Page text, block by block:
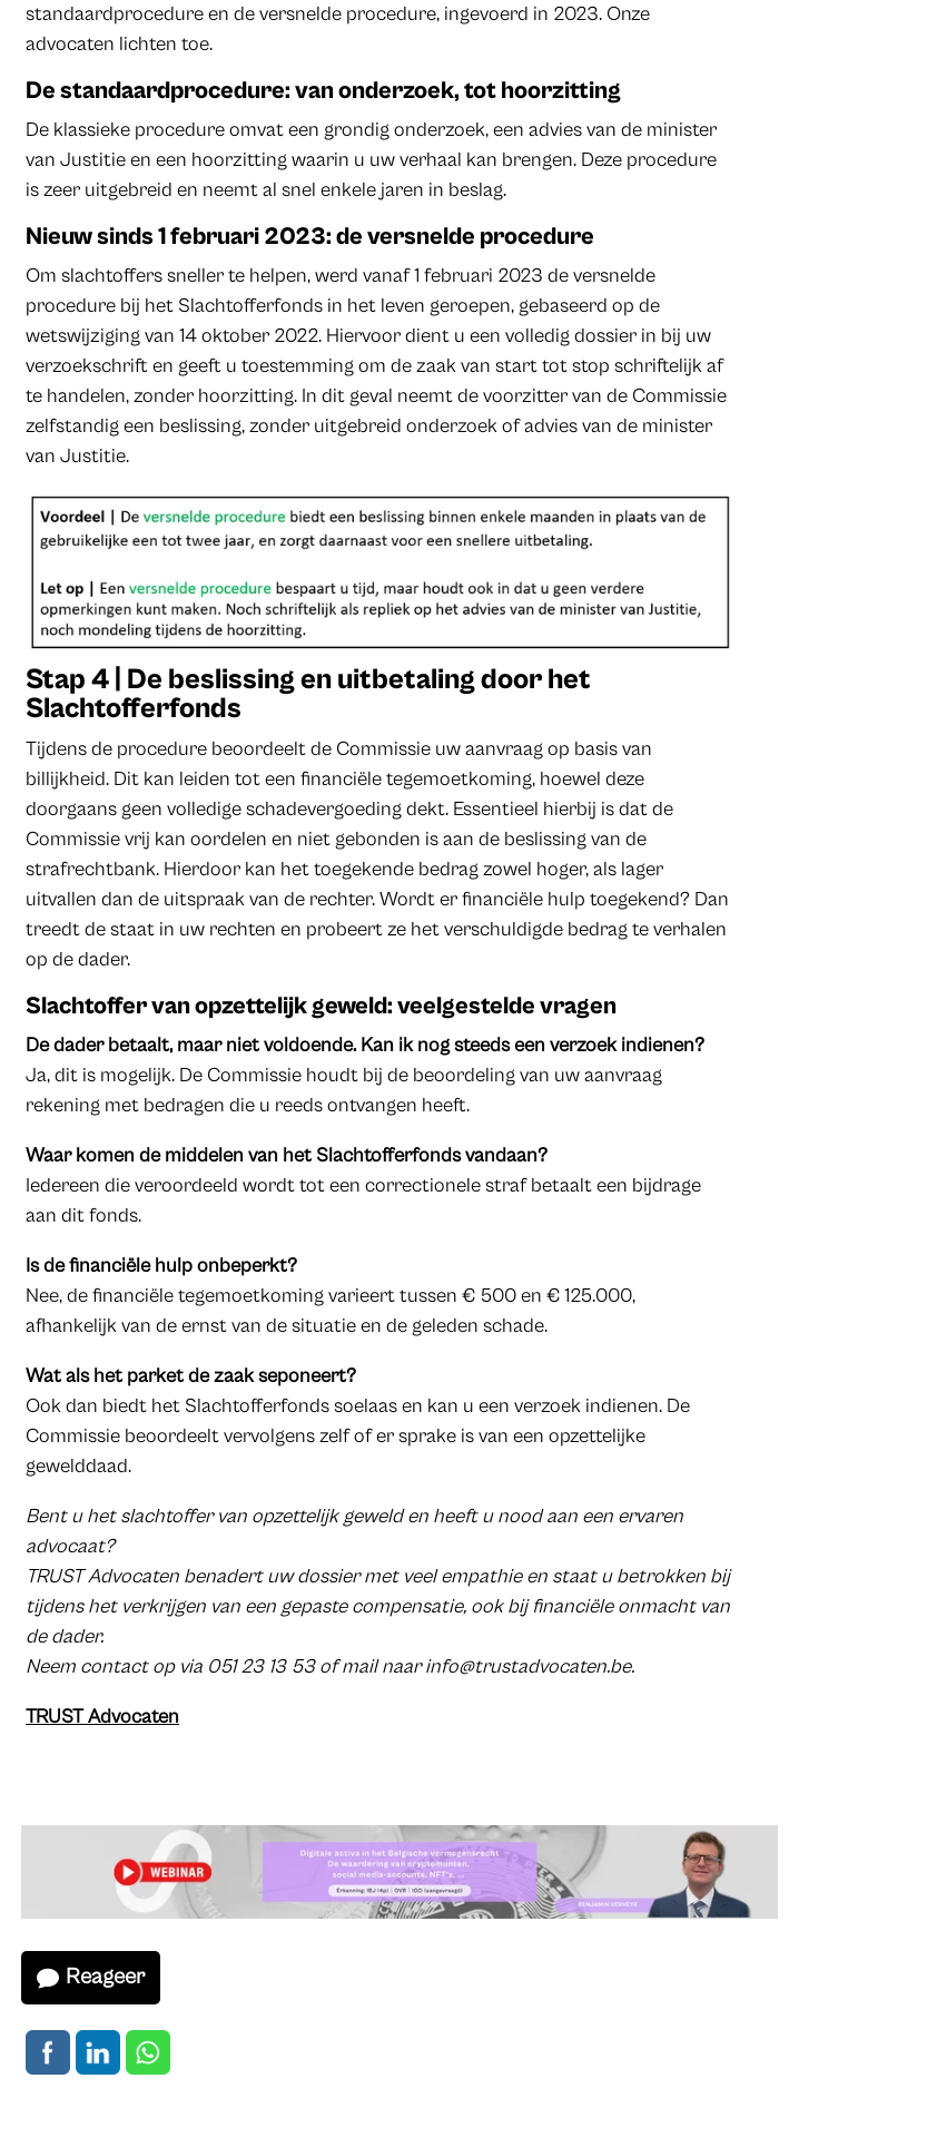
standaardprocedure en de versnelde procedure, ingevoerd in 2023. Onze
advocaten lichten toe.
De standaardprocedure: van onderzoek, tot hoorzitting
De klassieke procedure omvat een grondig onderzoek, een advies van de minister
van Justitie en een hoorzitting waarin u uw verhaal kan brengen. Deze procedure
is zeer uitgebreid en neemt al snel enkele jaren in beslag.
Nieuw sinds 1 februari 2023: de versnelde procedure
Om slachtoffers sneller te helpen, werd vanaf 1 februari 2023 de versnelde
procedure bij het Slachtofferfonds in het leven geroepen, gebaseerd op de
wetswijziging van 14 oktober 2022. Hiervoor dient u een volledig dossier in bij uw
verzoekschrift en geeft u toestemming om de zaak van start tot stop schriftelijk af
te handelen, zonder hoorzitting. In dit geval neemt de voorzitter van de Commissie
zelfstandig een beslissing, zonder uitgebreid onderzoek of advies van de minister
van Justitie.
Stap 4 | De beslissing en uitbetaling door het
Slachtofferfonds
Tijdens de procedure beoordeelt de Commissie uw aanvraag op basis van
billijkheid. Dit kan leiden tot een financiële tegemoetkoming, hoewel deze
doorgaans geen volledige schadevergoeding dekt. Essentieel hierbij is dat de
Commissie vrij kan oordelen en niet gebonden is aan de beslissing van de
strafrechtbank. Hierdoor kan het toegekende bedrag zowel hoger, als lager
uitvallen dan de uitspraak van de rechter. Wordt er financiële hulp toegekend? Dan
treedt de staat in uw rechten en probeert ze het verschuldigde bedrag te verhalen
op de dader.
Slachtoffer van opzettelijk geweld: veelgestelde vragen
De dader betaalt, maar niet voldoende. Kan ik nog steeds een verzoek indienen?
Ja, dit is mogelijk. De Commissie houdt bij de beoordeling van uw aanvraag
rekening met bedragen die u reeds ontvangen heeft.
Waar komen de middelen van het Slachtofferfonds vandaan?
Iedereen die veroordeeld wordt tot een correctionele straf betaalt een bijdrage
aan dit fonds.
Is de financiële hulp onbeperkt?
Nee, de financiële tegemoetkoming varieert tussen € 500 en € 125.000,
afhankelijk van de ernst van de situatie en de geleden schade.
Wat als het parket de zaak seponeert?
Ook dan biedt het Slachtofferfonds soelaas en kan u een verzoek indienen. De
Commissie beoordeelt vervolgens zelf of er sprake is van een opzettelijke
gewelddaad.
Bent u het slachtoffer van opzettelijk geweld en heeft u nood aan een ervaren
advocaat?
TRUST Advocaten benadert uw dossier met veel empathie en staat u betrokken bij
tijdens het verkrijgen van een gepaste compensatie, ook bij financiële onmacht van
de dader.
Neem contact op via 051 23 13 53 of mail naar info@trustadvocaten.be.
TRUST Advocaten
Reageer